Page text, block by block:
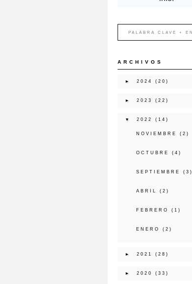
ARCHIVOS
► 2024 (20)
► 2023 (22)
▼ 2022 (14)
NOVIEMBRE (2)
OCTUBRE (4)
SEPTIEMBRE (3)
ABRIL (2)
FEBRERO (1)
ENERO (2)
► 2021 (28)
► 2020 (33)